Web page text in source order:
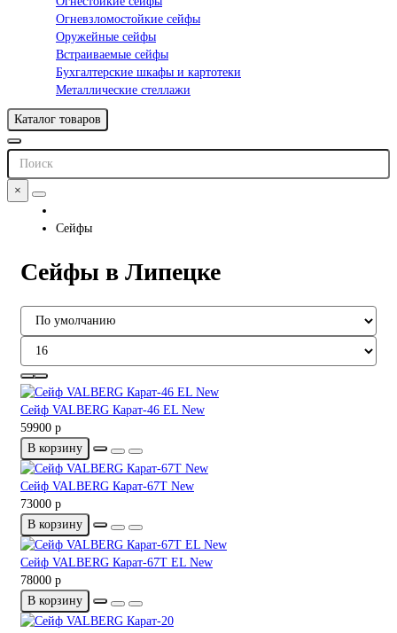
Огневзломостойкие сейфы
Оружейные сейфы
Встраиваемые сейфы
Бухгалтерские шкафы и картотеки
Металлические стеллажи
Каталог товаров
×
Сейфы
Сейфы в Липецке
Сейф VALBERG Карат-46 EL New
59900 р
В корзину
Сейф VALBERG Карат-67T New
73000 р
В корзину
Сейф VALBERG Карат-67T EL New
78000 р
В корзину